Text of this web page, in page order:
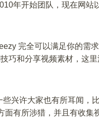
年开始团队，现在网站
完全可以满足你的需
巧和分享视频素材，这
兴许大家也有所耳闻，
有所涉猎，并且有收集